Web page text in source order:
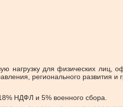
нагрузку для физических лиц,
регионального развития и
НДФЛ и 5% военного сбора.